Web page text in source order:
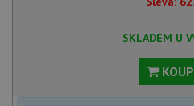
SKLADEM U